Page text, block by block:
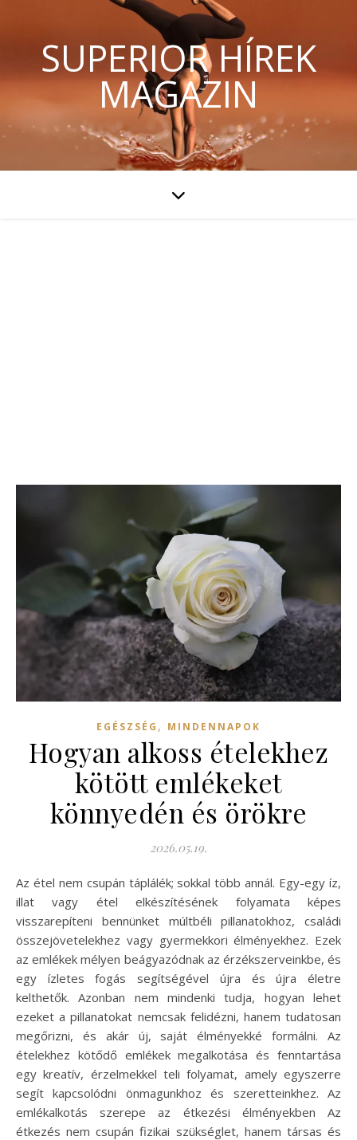
SUPERIOR HÍREK
MAGAZIN
EGÉSZSÉG , MINDENNAPOK
Hogyan alkoss ételekhez
kötött emlékeket
könnyedén és örökre
2026.05.19.
Az étel nem csupán táplálék; sokkal több annál. Egy-egy íz,
illat vagy étel elkészítésének folyamata képes
visszarepíteni bennünket múltbéli pillanatokhoz, családi
összejövetelekhez vagy gyermekkori élményekhez. Ezek
az emlékek mélyen beágyazódnak az érzékszerveinkbe, és
egy ízletes fogás segítségével újra és újra életre
kelthetők. Azonban nem mindenki tudja, hogyan lehet
ezeket a pillanatokat nemcsak felidézni, hanem tudatosan
megőrizni, és akár új, saját élményekké formálni. Az
ételekhez kötődő emlékek megalkotása és fenntartása
egy kreatív, érzelmekkel teli folyamat, amely egyszerre
segít kapcsolódni önmagunkhoz és szeretteinkhez. Az
emlékalkotás szerepe az étkezési élményekben Az
étkezés nem csupán fizikai szükséglet, hanem társas és